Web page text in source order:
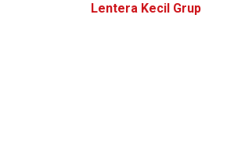
Lentera Kecil Grup